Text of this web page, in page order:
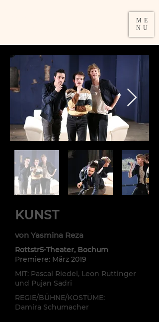
ME
NU
KUNST
von Yasmina Reza
Rottstr5-Theater, Bochum
Premiere: März 2019
MIT: Pascal Riedel, Leon Rüttinger
und Pujan Sadri
REGIE/BÜHNE/KOSTÜME:
Damira Schumacher